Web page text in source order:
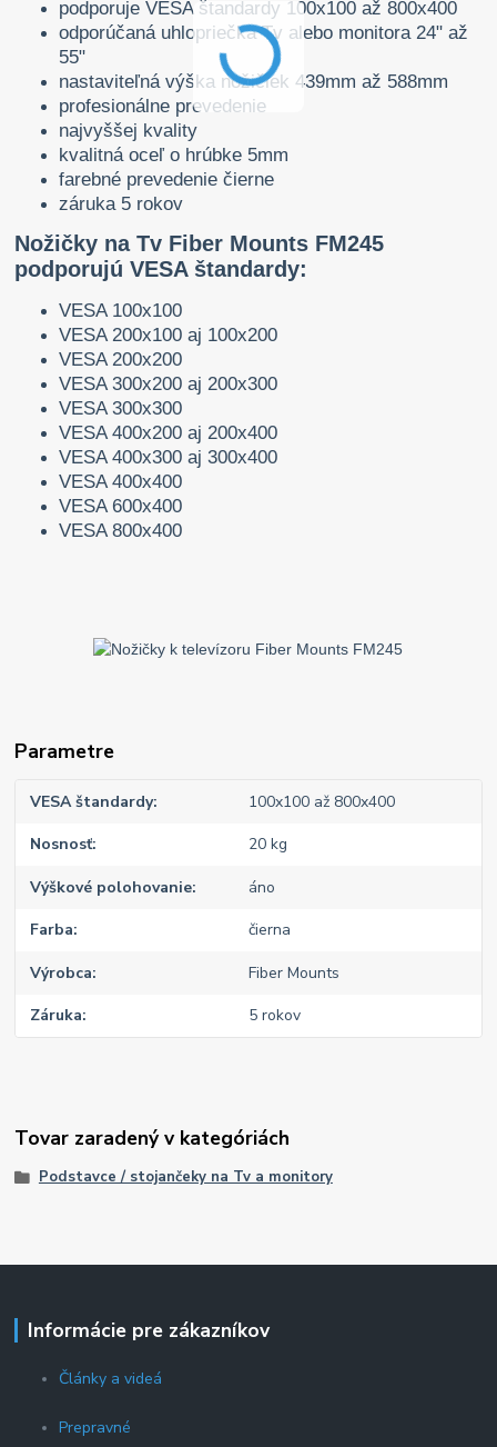
podporuje VESA štandardy 100x100 až 800x400
odporúčaná uhlopriečka Tv alebo monitora 24" až
55"
nastaviteľná výška nožičiek 439mm až 588mm
profesionálne prevedenie
najvyššej kvality
kvalitná oceľ o hrúbke 5mm
farebné prevedenie čierne
záruka 5 rokov
Nožičky na Tv Fiber Mounts FM245
podporujú VESA štandardy:
VESA 100x100
VESA 200x100 aj 100x200
VESA 200x200
VESA 300x200 aj 200x300
VESA 300x300
VESA 400x200 aj 200x400
VESA 400x300 aj 300x400
VESA 400x400
VESA 600x400
VESA 800x400
Parametre
VESA štandardy 100x100 až 800x400
Nosnosť 20 kg
Výškové polohovanie áno
Farba čierna
Výrobca Fiber Mounts
Záruka 5 rokov
Tovar zaradený v kategóriách
Podstavce / stojančeky na Tv a monitory
Informácie pre zákazníkov
Články a videá
Prepravné